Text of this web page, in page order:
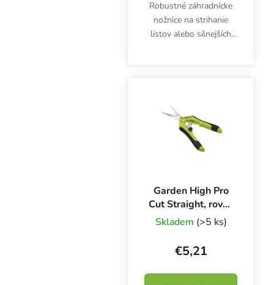
Robustné záhradnícke
nožnice na strihanie
listov alebo silnejších
pogumované rukoväte.
Garden High Pro
Cut Straight, rovné
nožnice
Skladem (>5 ks)
€5,21